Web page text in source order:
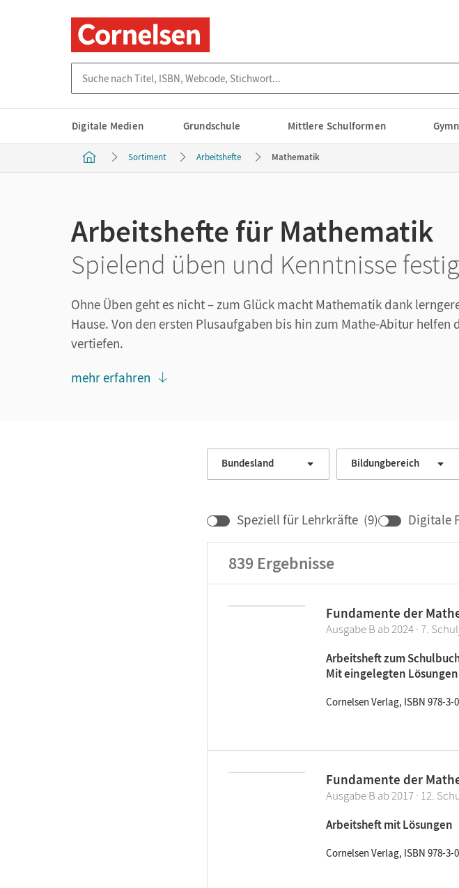
Digitale Medien Grundschule Mittlere Schulformen
Sortiment Arbeitshefte Mathematik
Arbeitshefte für Mathematik
Spielend üben und Kenntnisse
Ohne Üben geht es nicht – zum Glück macht Mathematik dank
Hause. Von den ersten Plusaufgaben bis hin zum Mathe-Abitur
vertiefen.
mehr erfahren
Bundesland Bildungbereich
Speziell für Lehrkräfte (9) Digitale
839 Ergebnisse
Fundamente der
Ausgabe B ab 2024 · 7.
Arbeitsheft zum
Mit eingelegten Lösungen
Cornelsen Verlag, ISBN 978-3-
Fundamente der
Ausgabe B ab 2017 · 12.
Arbeitsheft mit Lösungen
Cornelsen Verlag, ISBN 978-3-